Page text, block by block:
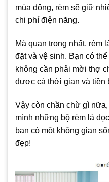
mùa đông, rèm sẽ giữ
chi phí điện năng.
Mà quan trọng nhất, rèm
đặt và vệ sinh. Bạn có
không cần phải mời thợ
được cả thời gian và tiền
Vậy còn chần chừ gì
mình những bộ rèm lá
bạn có một không gian
đẹp!